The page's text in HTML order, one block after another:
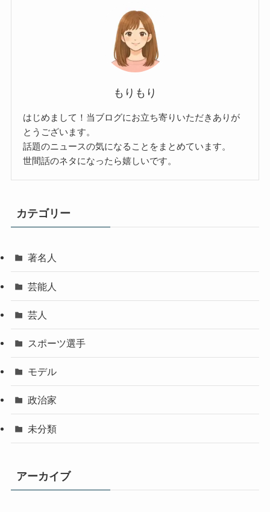
もりもり
はじめまして！当ブログにお立ち寄りいただきありが
とうございます。
話題のニュースの気になることをまとめています。
世間話のネタになったら嬉しいです。
カテゴリー
著名人
芸能人
芸人
スポーツ選手
モデル
政治家
未分類
アーカイブ